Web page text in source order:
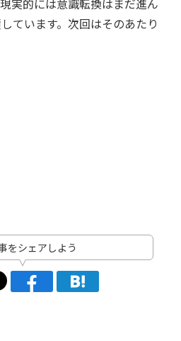
ています。次回はそのあたり
をシェアしよう